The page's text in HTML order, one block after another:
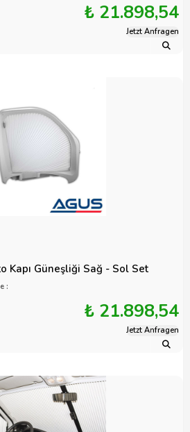
₺ 21.898,54
Jetzt Anfragen
Kapı Güneşliği Sağ - Sol Set
:
₺ 21.898,54
Jetzt Anfragen